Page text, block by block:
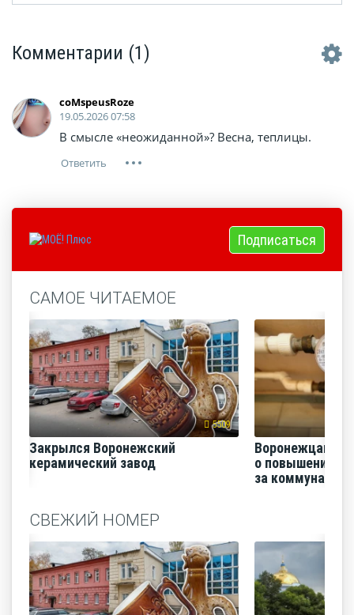
Комментарии (1)
coMspeusRoze
19.05.2026 07:58
В смысле «неожиданной»? Весна, теплицы.
Подписаться
САМОЕ ЧИТАЕМОЕ
5509
Закрылся Воронежский
керамический завод
Воронежцам
о повышении
за
СВЕЖИЙ НОМЕР